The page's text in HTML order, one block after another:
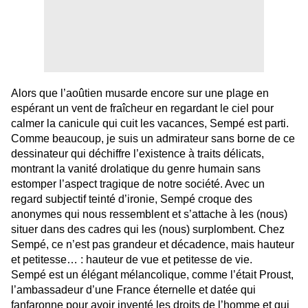
Alors que l’aoûtien musarde encore sur une plage en
espérant un vent de fraîcheur en regardant le ciel pour
calmer la canicule qui cuit les vacances, Sempé est parti.
Comme beaucoup, je suis un admirateur sans borne de ce
dessinateur qui déchiffre l’existence à traits délicats,
montrant la vanité drolatique du genre humain sans
estomper l’aspect tragique de notre société. Avec un
regard subjectif teinté d’ironie, Sempé croque des
anonymes qui nous ressemblent et s’attache à les (nous)
situer dans des cadres qui les (nous) surplombent. Chez
Sempé, ce n’est pas grandeur et décadence, mais hauteur
et petitesse… : hauteur de vue et petitesse de vie.
Sempé est un élégant mélancolique, comme l’était Proust,
l’ambassadeur d’une France éternelle et datée qui
fanfaronne pour avoir inventé les droits de l’homme et qui